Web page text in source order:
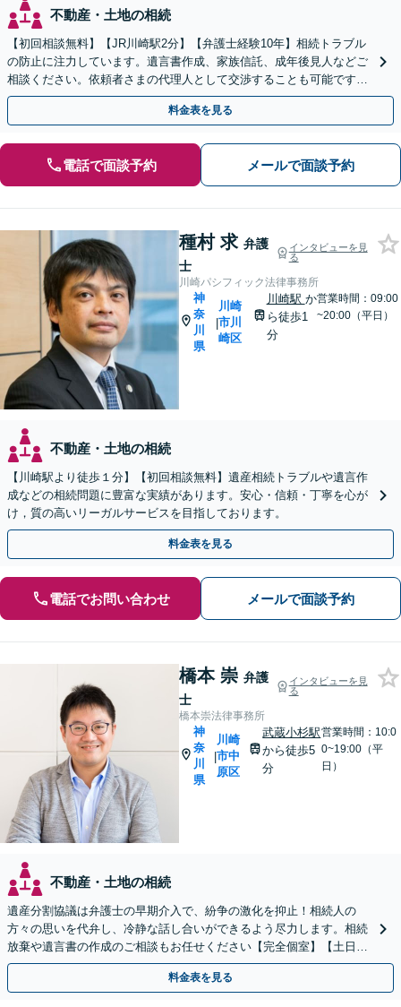
不動産・土地の相続
【初回相談無料】【JR川崎駅2分】【弁護士経験10年】相続トラブル
の防止に注力しています。遺言書作成、家族信託、成年後見人などご
相談ください。依頼者さまの代理人として交渉することも可能です
【土日祝対応可】
料金表を見る
電話で面談予約 メールで面談予約
種村 求 弁護
士
インタビューを見
る
川崎パシフィック法律事務所
神
奈
川
県
|
川崎
市川
崎区
川崎駅 か
ら徒歩1
分
営業時間：09:00
~20:00（平日）
不動産・土地の相続
【川崎駅より徒歩１分】【初回相談無料】遺産相続トラブルや遺言作
成などの相続問題に豊富な実績があります。安心・信頼・丁寧を心が
け，質の高いリーガルサービスを目指しております。
料金表を見る
電話でお問い合わせ メールで面談予約
橋本 崇 弁護
士
インタビューを見
る
橋本崇法律事務所
神
奈
川
県
|
川崎
市中
原区
武蔵小杉駅
から徒歩5
分
営業時間：10:0
0~19:00（平
日）
不動産・土地の相続
遺産分割協議は弁護士の早期介入で、紛争の激化を抑止！相続人の
方々の思いを代弁し、冷静な話し合いができるよう尽力します。相続
放棄や遺言書の作成のご相談もお任せください【完全個室】【土日祝
日面談可】
料金表を見る